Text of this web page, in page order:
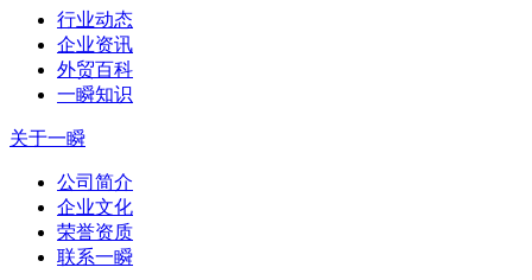
行业动态
企业资讯
外贸百科
一瞬知识
关于一瞬
公司简介
企业文化
荣誉资质
联系一瞬